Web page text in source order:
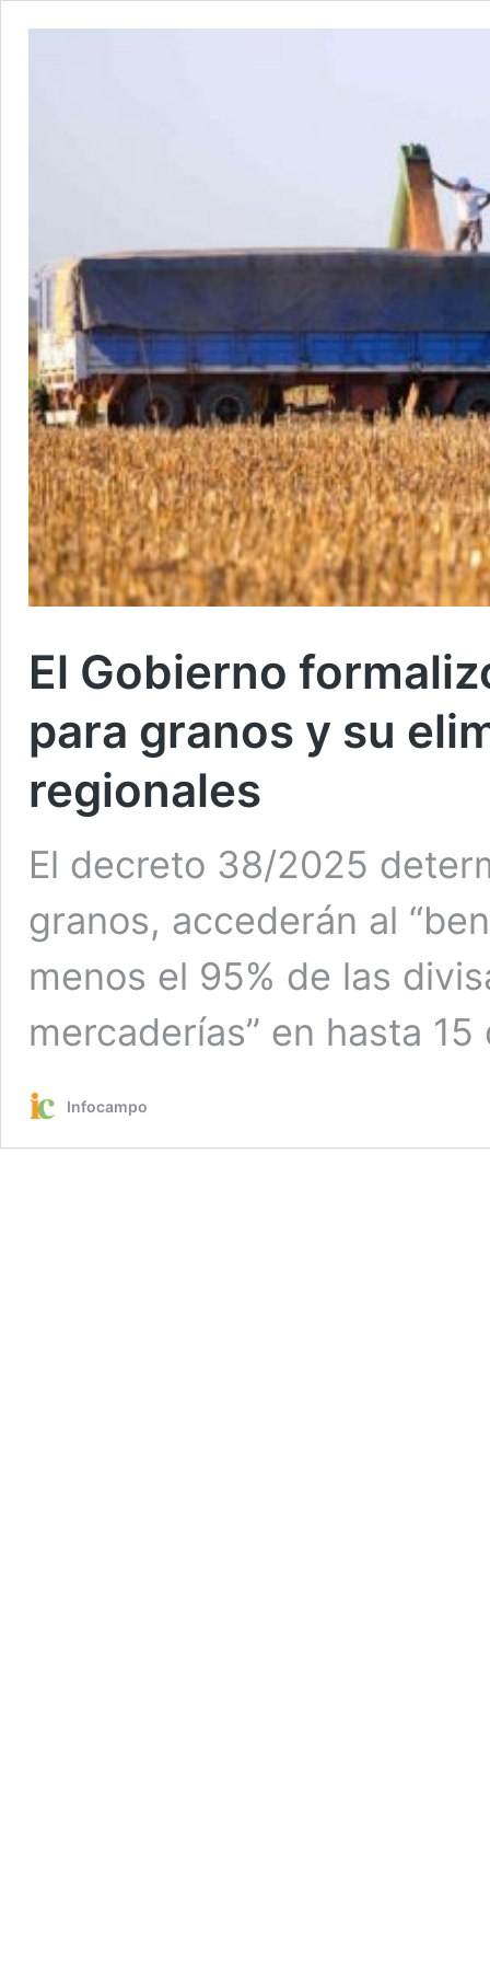
El Gobierno
para granos y su
regionales
El decreto 38/2025
granos, accederán al
menos el 95% de las
mercaderías” en hasta 15
Infocampo